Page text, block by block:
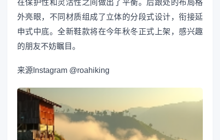
在保护性和灵活性之间做出了平衡。后跟处的布局格
外亮眼，不同材质组成了立体的分段式设计，衔接延
申式中底。全新鞋款将在今年秋冬正式上架，感兴趣
的朋友不妨瞩目。
来源 Instagram @roahiking